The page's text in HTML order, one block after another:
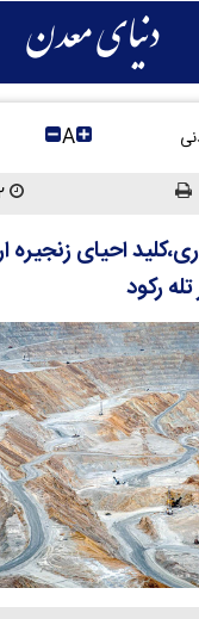
A
احیای زنجیره
رکود